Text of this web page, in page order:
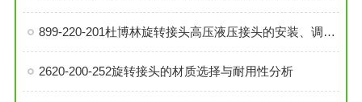
899-220-201杜博林旋转接头高压液压接头的安装、调试与维护技巧
2620-200-252旋转接头的材质选择与耐用性分析